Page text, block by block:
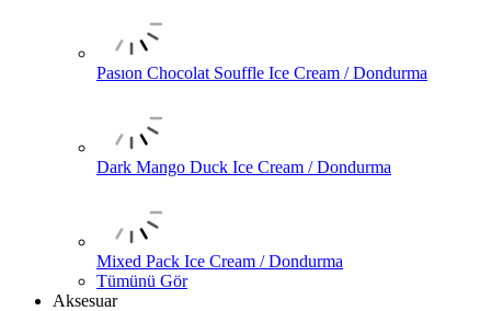
Pasıon Chocolat Souffle Ice Cream / Dondurma
Dark Mango Duck Ice Cream / Dondurma
Mixed Pack Ice Cream / Dondurma
Tümünü Gör
Aksesuar